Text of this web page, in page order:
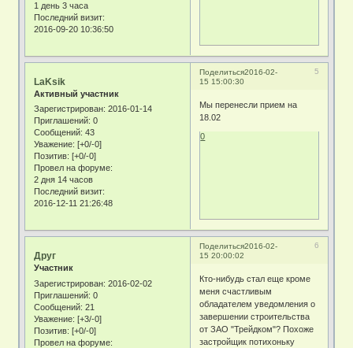
1 день 3 часа
Последний визит:
2016-09-20 10:36:50
Поделиться 5
2016-02-
15 15:00:30
LaKsik
Активный участник
Зарегистрирован: 2016-01-14
Приглашений: 0
Сообщений: 43
Уважение: [+0/-0]
Позитив: [+0/-0]
Провел на форуме:
2 дня 14 часов
Последний визит:
2016-12-11 21:26:48
Мы перенесли прием на
18.02
0
Поделиться 6
2016-02-
15 20:00:02
Друг
Участник
Зарегистрирован: 2016-02-02
Приглашений: 0
Сообщений: 21
Уважение: [+3/-0]
Позитив: [+0/-0]
Провел на форуме:
Кто-нибудь стал еще кроме
меня счастливым
обладателем уведомления о
завершении строительства
от ЗАО "Трейдком"? Похоже
застройщик потихоньку